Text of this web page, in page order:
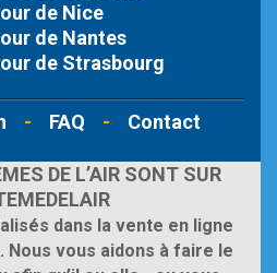
de Nice
de Nantes
de Strasbourg
- FAQ - Contact
DE L’AIR SONT SUR
dans la vente en ligne
Nous vous aidons à faire le